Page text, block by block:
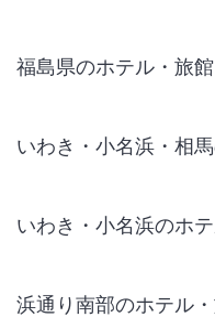
福島県のホテル・旅
いわき・小名浜・相
いわき・小名浜のホ
浜通り南部のホテル